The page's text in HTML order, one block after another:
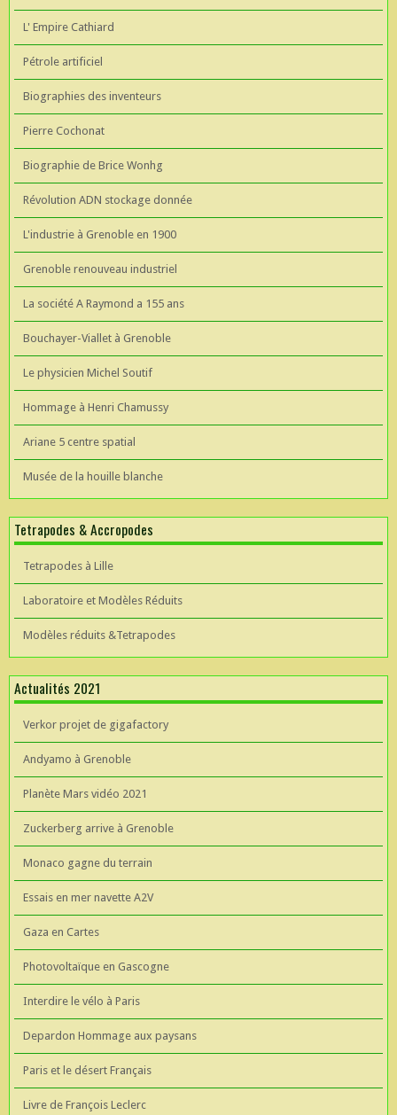
L' Empire Cathiard
Pétrole artificiel
Biographies des inventeurs
Pierre Cochonat
Biographie de Brice Wonhg
Révolution ADN stockage donnée
L'industrie à Grenoble en 1900
Grenoble renouveau industriel
La société A Raymond a 155 ans
Bouchayer-Viallet à Grenoble
Le physicien Michel Soutif
Hommage à Henri Chamussy
Ariane 5 centre spatial
Musée de la houille blanche
Tetrapodes & Accropodes
Tetrapodes à Lille
Laboratoire et Modèles Réduits
Modèles réduits &Tetrapodes
Actualités 2021
Verkor projet de gigafactory
Andyamo à Grenoble
Planète Mars vidéo 2021
Zuckerberg arrive à Grenoble
Monaco gagne du terrain
Essais en mer navette A2V
Gaza en Cartes
Photovoltaïque en Gascogne
Interdire le vélo à Paris
Depardon Hommage aux paysans
Paris et le désert Français
Livre de François Leclerc